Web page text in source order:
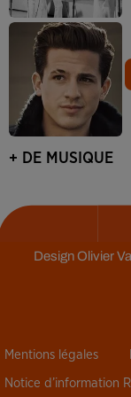
+ DE MUSIQUE
DesignOlivier
Mentions légales
Notice d’information